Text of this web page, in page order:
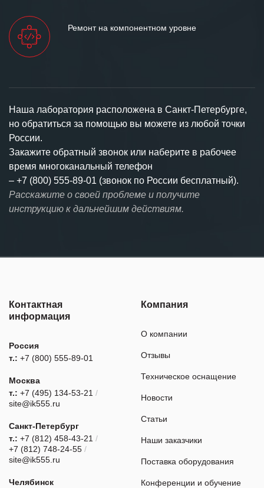
Ремонт на компонентном уровне
Наша лаборатория расположена в Санкт-Петербурге,
но обратиться за помощью вы можете из любой точки
России.
Закажите обратный звонок или наберите в рабочее
время многоканальный телефон
– +7 (800) 555-89-01 (звонок по России бесплатный).
Расскажите о своей проблеме и получите
инструкцию к дальнейшим действиям.
Контактная
информация
Россия
т.: +7 (800) 555-89-01
Москва
т.: +7 (495) 134-53-21 /
site@ik555.ru
Санкт-Петербург
т.: +7 (812) 458-43-21 /
+7 (812) 748-24-55 /
site@ik555.ru
Челябинск
Компания
О компании
Отзывы
Техническое оснащение
Новости
Статьи
Наши заказчики
Поставка оборудования
Конференции и обучение